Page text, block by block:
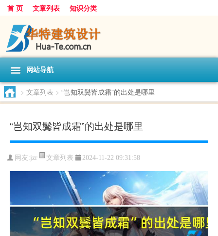
首 页 文章列表 知识分类
网站导航
> 文章列表 > “岂知双鬓皆成霜”的出处是哪里
“岂知双鬓皆成霜”的出处是哪里
网友:jzr 文章列表 2024-11-22 09:31:58